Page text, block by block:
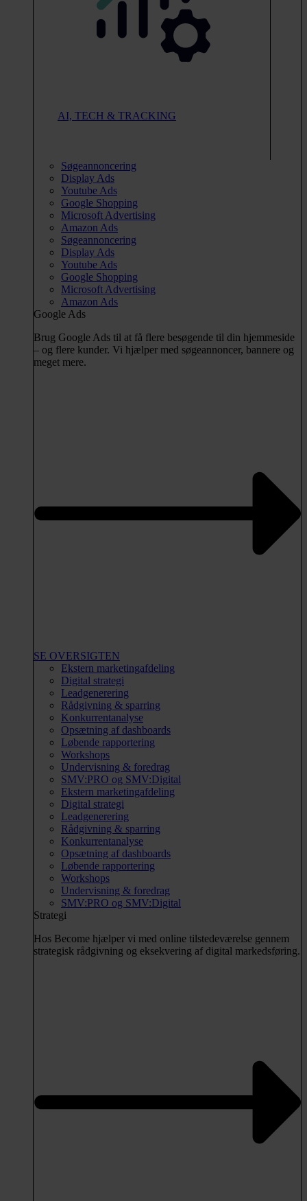
AI, TECH & TRACKING
Søgeannoncering
Display Ads
Youtube Ads
Google Shopping
Microsoft Advertising
Amazon Ads
Søgeannoncering
Display Ads
Youtube Ads
Google Shopping
Microsoft Advertising
Amazon Ads
Google Ads
Brug Google Ads til at få flere besøgende til din hjemmeside
– og flere kunder. Vi hjælper med søgeannoncer, bannere og
meget mere.
SE OVERSIGTEN
Ekstern marketingafdeling
Digital strategi
Leadgenerering
Rådgivning & sparring
Konkurrentanalyse
Opsætning af dashboards
Løbende rapportering
Workshops
Undervisning & foredrag
SMV:PRO og SMV:Digital
Ekstern marketingafdeling
Digital strategi
Leadgenerering
Rådgivning & sparring
Konkurrentanalyse
Opsætning af dashboards
Løbende rapportering
Workshops
Undervisning & foredrag
SMV:PRO og SMV:Digital
Strategi
Hos Become hjælper vi med online tilstedeværelse gennem
strategisk rådgivning og eksekvering af digital markedsføring.